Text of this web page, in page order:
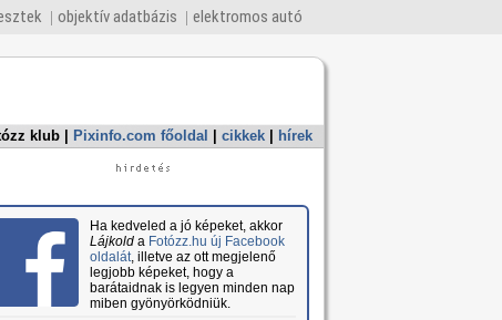
objektív adatbázis elektromos autó
klub Pixinfo.com főoldal cikkek hírek
Ha kedveled a jó képeket, akkor
Lájkolda Fotózz.hu új Facebook
oldalát, illetve az ott megjelenő
legjobb képeket, hogy a
barátaidnak is legyen minden nap
miben gyönyörködniük.